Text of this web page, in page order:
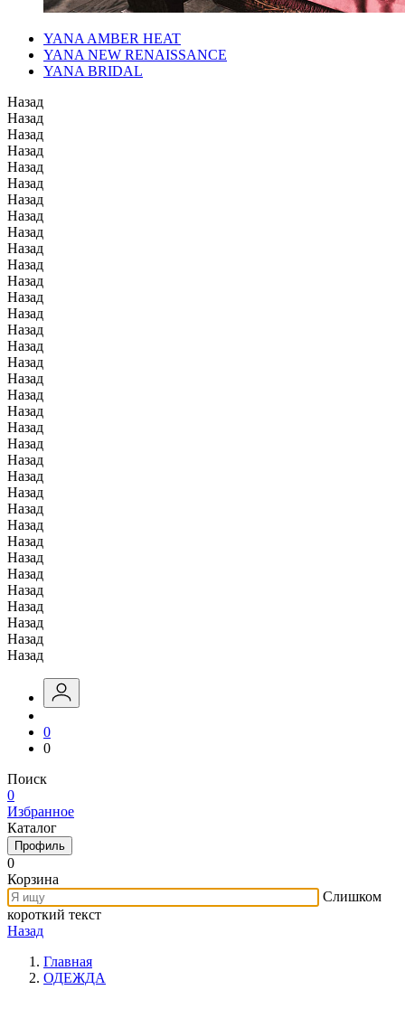
YANA AMBER HEAT
YANA NEW RENAISSANCE
YANA BRIDAL
Назад
Назад
Назад
Назад
Назад
Назад
Назад
Назад
Назад
Назад
Назад
Назад
Назад
Назад
Назад
Назад
Назад
Назад
Назад
Назад
Назад
Назад
Назад
Назад
Назад
Назад
Назад
Назад
Назад
Назад
Назад
Назад
Назад
Назад
Назад
0
0
Поиск
0
Избранное
Каталог
Профиль
0
Корзина
Слишком
короткий текст
Назад
Главная
ОДЕЖДА